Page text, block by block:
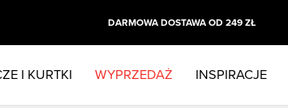
WYPRZEDAŻ SEZONOWA
I KURTKI WYPRZEDAŻ INSPIRACJE